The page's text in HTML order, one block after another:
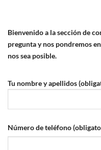
Bienvenido a la sección de
pregunta y nos pondremos
nos sea posible.
Tu nombre y apellidos
Número de teléfono